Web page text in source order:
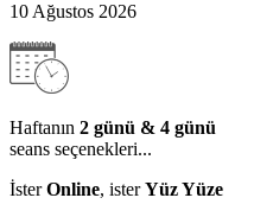
10 Ağustos 2026
Haftanın 2 günü & 4 günü
seans seçenekleri...
İsterOnline, isterYüz Yüze